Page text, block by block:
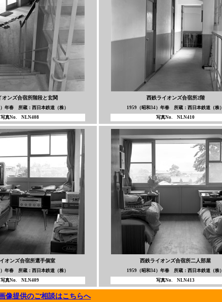
オンズ合宿所階段と玄関
年春 所蔵：西日本鉄道（株）
写真No. NLN408
西鉄ライオンズ合宿所2階
1959（昭和34）年春 所蔵：西日本鉄道（株）
写真No. NLN410
オンズ合宿所選手個室
年春 所蔵：西日本鉄道（株）
写真No. NLN409
西鉄ライオンズ合宿所二人部屋
1959（昭和34）年春 所蔵：西日本鉄道（株）
写真No. NLN413
像提供のご相談はこちらへ